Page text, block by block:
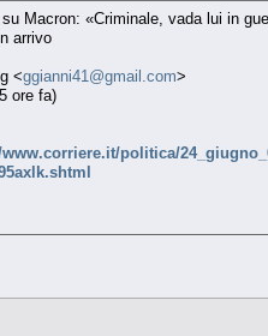
Macron: «Criminale, vada lui in
arrivo
<ggianni41@gmail.com>
ore fa)
politica/